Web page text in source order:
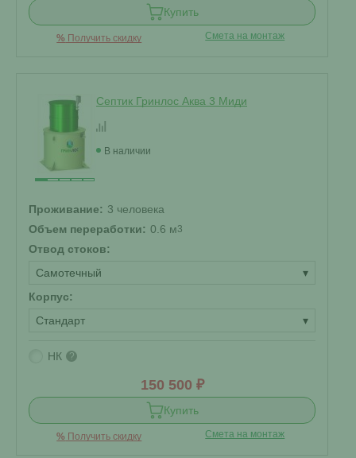
Купить
% Получить скидку Смета на монтаж
Септик Гринлос Аква 3 Миди
В наличии
Проживание: 3 человека
Объем переработки: 0.6 м3
Отвод стоков:
Самотечный
▾
Корпус:
Стандарт
▾
НК ?
150 500 ₽
Купить
% Получить скидку Смета на монтаж